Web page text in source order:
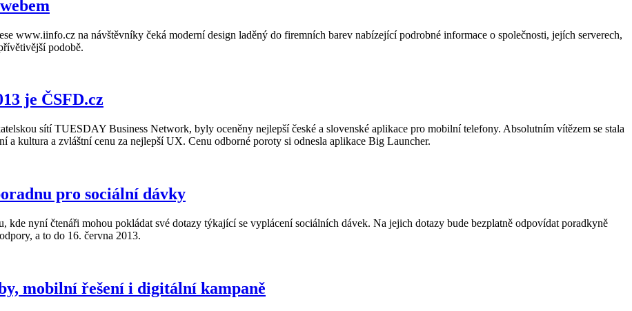
www.iinfo.cz na návštěvníky čeká moderní design laděný do firemních barev nabízející podrobné informace o společnosti, jejích serverech,
podobě.
je ČSFD.cz
sítí TUESDAY Business Network, byly oceněny nejlepší české a slovenské aplikace pro mobilní telefony. Absolutním vítězem se stala
a kultura a zvláštní cenu za nejlepší UX. Cenu odborné poroty si odnesla aplikace Big Launcher.
pro sociální dávky
kde nyní čtenáři mohou pokládat své dotazy týkající se vyplácení sociálních dávek. Na jejich dotazy bude bezplatně odpovídat poradkyně
a to do 16. června 2013.
mobilní řešení i digitální kampaně